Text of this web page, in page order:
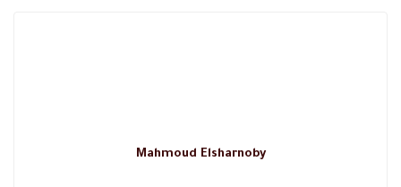
Mahmoud Elsharnoby